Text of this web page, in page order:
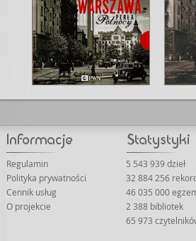
Regulamin
Polityka prywatności
Cennik usług
O projekcie
5 543 939 dzieł
32 884 256
46 035 000
2 388 bibliotek
65 973